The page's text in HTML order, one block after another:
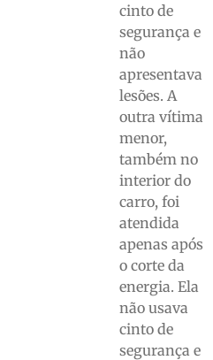
cinto de
segurança e
não
apresentava
lesões. A
outra vítima
menor,
também no
interior do
carro, foi
atendida
apenas após
o corte da
energia. Ela
não usava
cinto de
segurança e